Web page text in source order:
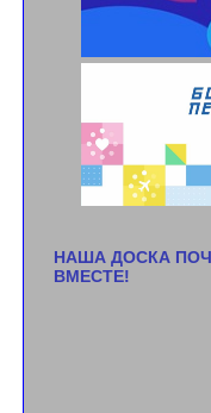
НАША ДОСКА
ВМЕСТЕ!